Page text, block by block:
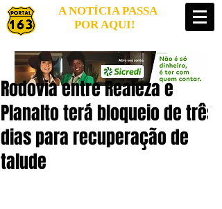
A NOTÍCIA PASSA
POR AQUI!
Rodovia entre Realeza e
Planalto terá bloqueio de três
dias para recuperação de
talude